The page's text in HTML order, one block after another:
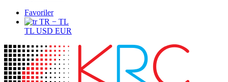
Favoriler
TR − TL
TL USD EUR